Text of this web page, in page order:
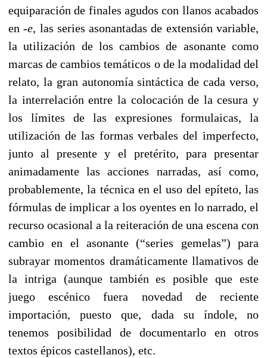
equiparación de finales agudos con llanos acabados
en -e, las series asonantadas de extensión variable,
la utilización de los cambios de asonante como
marcas de cambios temáticos o de la modalidad del
relato, la gran autonomía sintáctica de cada verso,
la interrelación entre la colocación de la cesura y
los límites de las expresiones formulaicas, la
utilización de las formas verbales del imperfecto,
junto al presente y el pretérito, para presentar
animadamente las acciones narradas, así como,
probablemente, la técnica en el uso del epíteto, las
fórmulas de implicar a los oyentes en lo narrado, el
recurso ocasional a la reiteración de una escena con
cambio en el asonante (“series gemelas”) para
subrayar momentos dramáticamente llamativos de
la intriga (aunque también es posible que este
juego escénico fuera novedad de reciente
importación, puesto que, dada su índole, no
tenemos posibilidad de documentarlo en otros
textos épicos castellanos), etc.